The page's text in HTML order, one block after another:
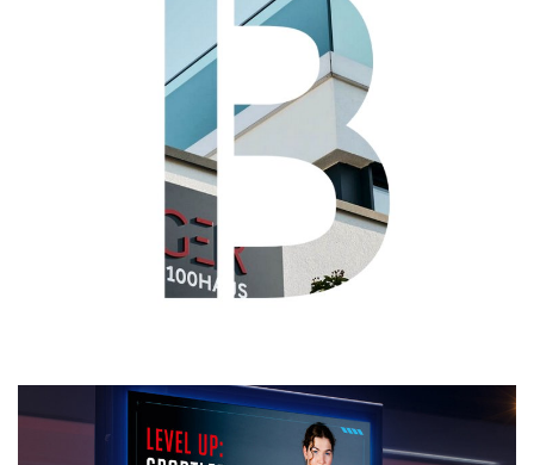
Unsere neueste Attraktion begeistert nicht
nur Darkride Fans! Hier alle Details zu
diesem brandneuen Erlebnis im Freizeitland
Geiselwind.
BURGER Haus
S. Burger Bauunternehmen GmbH